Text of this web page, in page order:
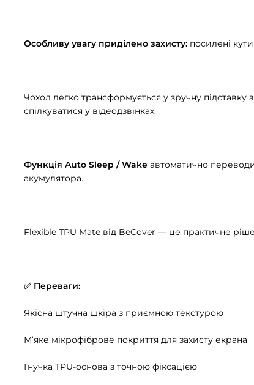
Особливу увагу приділено захисту: посилені
Чохол легко трансформується у зручну
спілкуватися у відеодзвінках.
Функція Auto Sleep / Wake автоматично
акумулятора.
Flexible TPU Mate від BeCover — це практичне
✅ Переваги:
Якісна штучна шкіра з приємною текстурою
М’яке мікрофіброве покриття для захисту екрана
Гнучка TPU-основа з точною фіксацією